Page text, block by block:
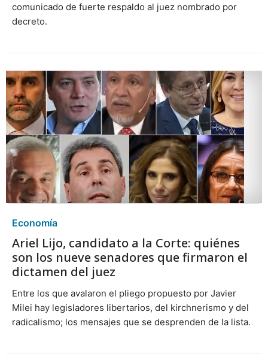
comunicado de fuerte respaldo al juez nombrado por
decreto.
Economía
Ariel Lijo, candidato a la Corte: quiénes
son los nueve senadores que firmaron el
dictamen del juez
Entre los que avalaron el pliego propuesto por Javier
Milei hay legisladores libertarios, del kirchnerismo y del
radicalismo; los mensajes que se desprenden de la lista.